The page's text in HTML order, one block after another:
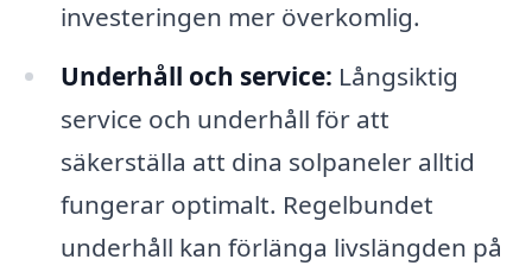
investeringen mer överkomlig.
Underhåll och service: Långsiktig
service och underhåll för att
säkerställa att dina solpaneler alltid
fungerar optimalt. Regelbundet
underhåll kan förlänga livslängden på